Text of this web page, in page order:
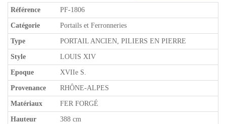
Référence PF-1806
Catégorie Portails et Ferronneries
Type PORTAIL ANCIEN, PILIERS EN PIERRE
Style LOUIS XIV
Epoque XVIIe S.
Provenance RHÔNE-ALPES
Matériaux FER FORGÉ
Hauteur 388 cm